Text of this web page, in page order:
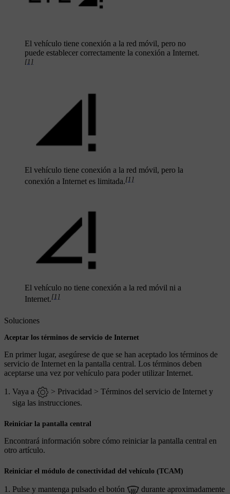
El vehículo tiene conexión a la red móvil, pero no
puede establecer correctamente la conexión a Internet.
[1]
El vehículo tiene conexión a la red móvil, pero la
conexión a Internet es limitada.[1]
El vehículo no tiene conexión a la red móvil ni a
Internet.[1]
Soluciones
Aceptar los términos de servicio de Internet
En primer lugar, asegúrese de que se han aceptado los términos de
servicio de Internet en la pantalla central. Los términos deben
aceptarse una vez por vehículo para poder utilizar Internet.
Vaya a > Privacidad > Términos del servicio de Internet y
siga las instrucciones.
Reiniciar la pantalla central
Encontrará información sobre cómo reiniciar la pantalla central en
otro artículo.
Reiniciar el módulo de conectividad del vehículo (TCAM)
Pulse y mantenga pulsado el botón
durante aproximadamente